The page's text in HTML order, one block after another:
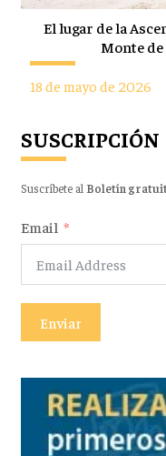
El lugar de la
Monte
18 de mayo de 2026
SUSCRIPCIÓN
Suscríbete al Boletín
Email
Enviar